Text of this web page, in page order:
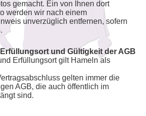
gemacht. Ein von Ihnen dort
werden wir nach einem
unverzüglich entfernen, sofern
und Gültigkeit der AGB
Erfüllungsort gilt Hameln als
gelten immer die
AGB, die auch öffentlich im
sind.